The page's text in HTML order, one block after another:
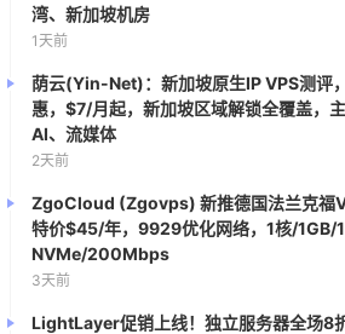
湾、新加坡机房
1天前
荫云(Yin-Net)：新加坡原生IP VPS测评
惠，$7/月起，新加坡区域解锁全覆盖，
AI、流媒体
2天前
ZgoCloud (Zgovps) 新推德国法兰克福
特价$45/年，9929优化网络，1核/1GB/
NVMe/200Mbps
3天前
LightLayer促销上线！独立服务器全场8